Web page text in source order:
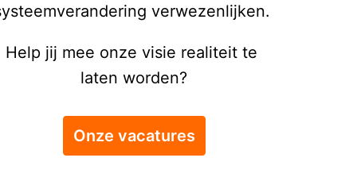
verwezenlijken.
Help jij mee onze visie realiteit te
laten worden?
Onze vacatures